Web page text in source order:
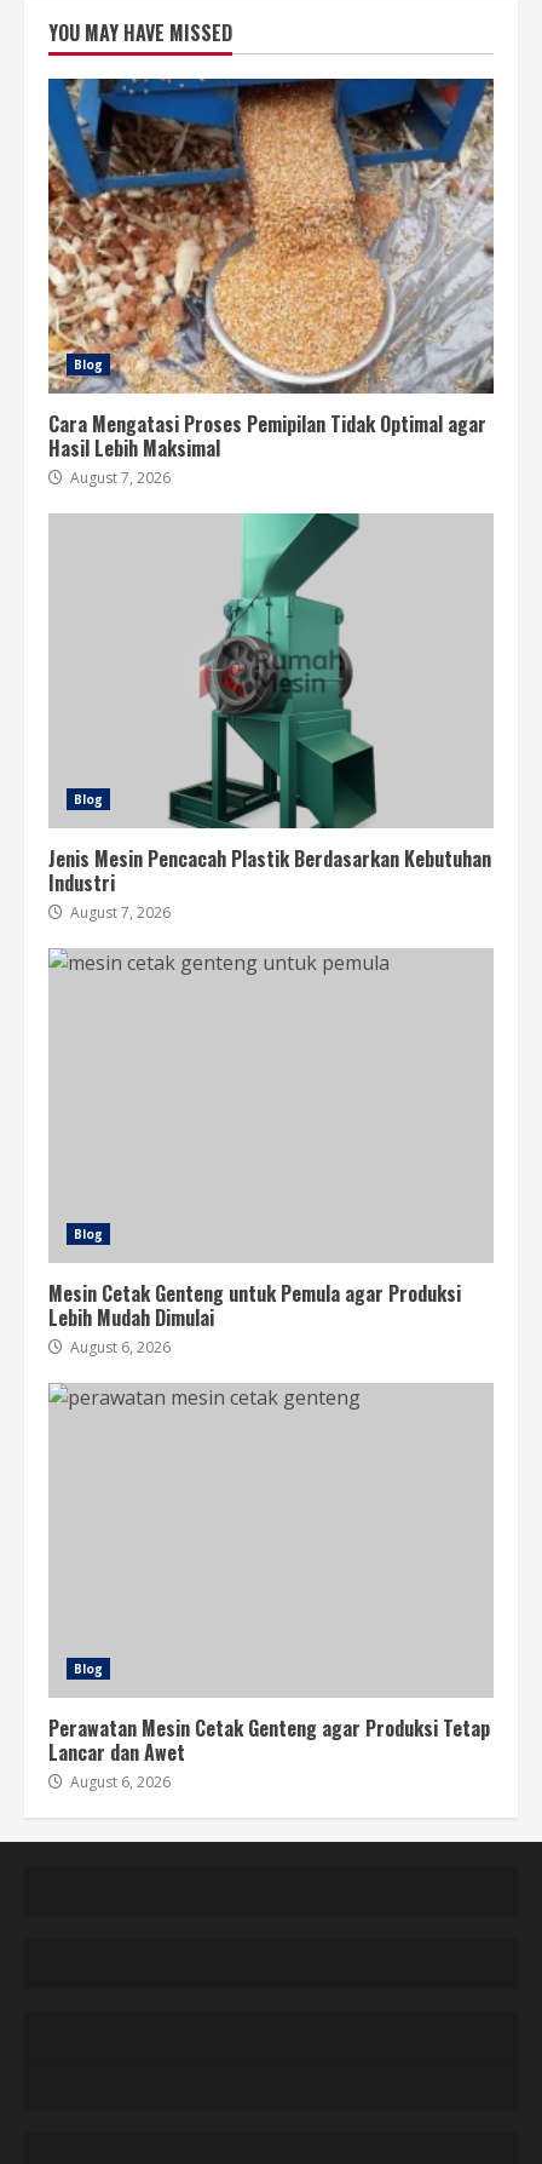
YOU MAY HAVE MISSED
Blog
Cara Mengatasi Proses Pemipilan Tidak Optimal agar
Hasil Lebih Maksimal
August 7, 2026
Blog
Jenis Mesin Pencacah Plastik Berdasarkan Kebutuhan
Industri
August 7, 2026
Blog
Mesin Cetak Genteng untuk Pemula agar Produksi
Lebih Mudah Dimulai
August 6, 2026
Blog
Perawatan Mesin Cetak Genteng agar Produksi Tetap
Lancar dan Awet
August 6, 2026